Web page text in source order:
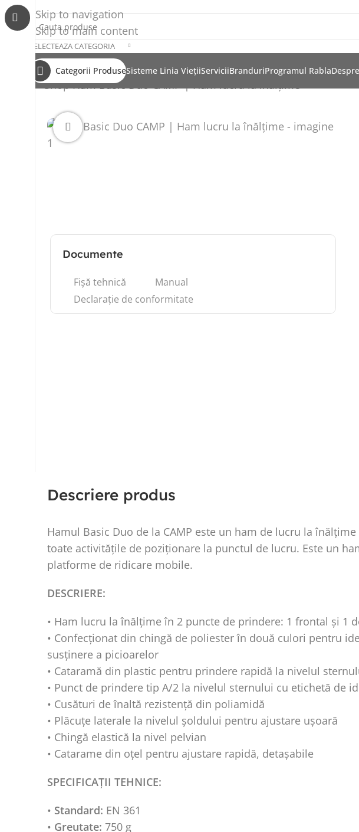
Skip to navigation
Skip to main content
SELECTEAZA CATEGORIA
Categorii ProduseSisteme Linia ViețiiServiciiBranduriProgramul Rabla
Shop Ham Basic Duo CAMP | Ham lucru la înălțime
Click to enlarge
Documente
Fișă tehnică
Manual
Declarație de conformitate
Descriere produs
Hamul Basic Duo de la CAMP este un ham de lucru la
toate activitățile de poziționare la punctul de lucru. Este un
platforme de ridicare mobile.
DESCRIERE:
• Ham lucru la înălțime în 2 puncte de prindere: 1 frontal și 1
• Confecționat din chingă de poliester în două culori pentru
susținere a picioarelor
• Cataramă din plastic pentru prindere rapidă la nivelul
• Punct de prindere tip A/2 la nivelul sternului cu etichetă de
• Cusături de înaltă rezistență din poliamidă
• Plăcuțe laterale la nivelul șoldului pentru ajustare ușoară
• Chingă elastică la nivel pelvian
• Catarame din oțel pentru ajustare rapidă, detașabile
SPECIFICAȚII TEHNICE:
• Standard: EN 361
• Greutate: 750 g